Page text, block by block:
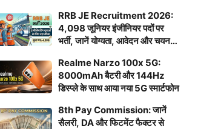
RRB JE Recruitment 2026:
4,098 जूनियर इंजीनियर पदों पर
भर्ती, जानें योग्यता, आवेदन और चयन
Realme Narzo 100x 5G:
8000mAh बैटरी और 144Hz
डिस्प्ले के साथ आया नया 5G स्मार्टफोन
8th Pay Commission: जानें
सैलरी, DA और फिटमेंट फैक्टर से